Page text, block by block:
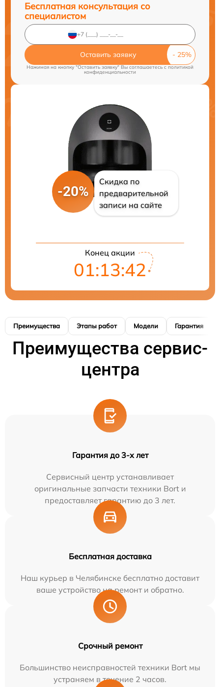
Бесплатная консультация со
специалистом
Оставить заявку
Нажимая на кнопку "Оставить заявку" Вы соглашаетесь cполитикой
конфиденциальности
-20%
Скидка по
предварительной
записи на сайте
Конец акции
01:13:41
Преимущества Этапы работ Модели Гарантия
Преимущества сервис-
центра
Гарантия до 3-х лет
Сервисный центр устанавливает
оригинальные запчасти техники Bort и
предоставляет гарантию до 3 лет.
Бесплатная доставка
Наш курьер в Челябинске бесплатно доставит
ваше устройство на ремонт и обратно.
Срочный ремонт
Большинство неисправностей техники Bort мы
устраняем в течение 2 часов.